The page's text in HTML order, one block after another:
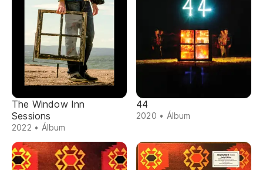
The Window Inn
Sessions
2022 • Álbum
44
2020 • Álbum